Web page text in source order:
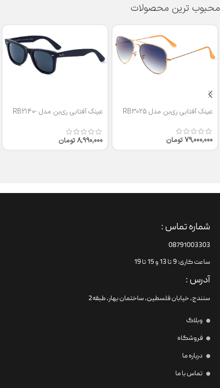
محبوب ترین محصولات
عینک آفتابی ری‌بن مدل RB3025
79,000,000تومان
عینک آفتابی ری‌بن مدل RB2140-
8,990,000تومان
شماره تماس :
08791003303
ساعت کاری: 9 تا 13 و 15 تا 19
آدرس :
سنندج، خیابان فلسطین،‌ ساختمان بهار، طبقه2
وبلاگ
فروشگاه
درباره ما
تماس با ما